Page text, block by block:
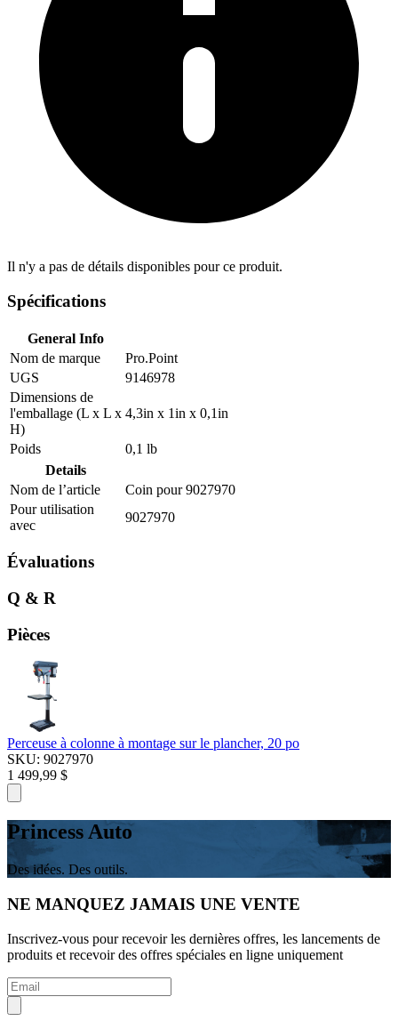
Il n'y a pas de détails disponibles pour ce produit.
Spécifications
General Info
Nom de marque
Pro.Point
UGS
9146978
Dimensions de
l'emballage (L x L x
H)
4,3in x 1in x 0,1in
Poids
0,1 lb
Details
Nom de l’article
Coin pour 9027970
Pour utilisation
avec
9027970
Évaluations
Q & R
Pièces
Perceuse à colonne à montage sur le plancher, 20 po
SKU: 9027970
1 499,99 $
Princess Auto
Des idées. Des outils.
NE MANQUEZ JAMAIS UNE VENTE
Inscrivez-vous pour recevoir les dernières offres, les lancements de
produits et recevoir des offres spéciales en ligne uniquement